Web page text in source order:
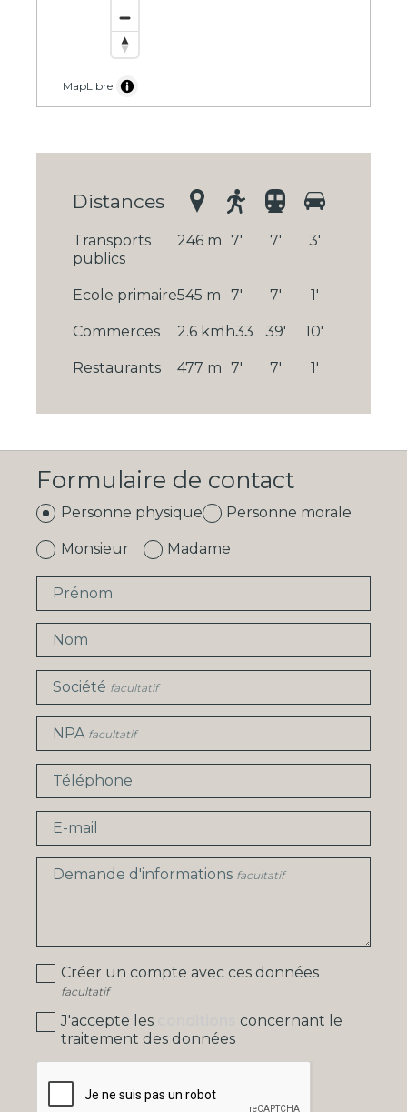
MapLibre
Distances
Transports
publics
246 m 7' 7' 3'
Ecole primaire545 m 7' 7' 1'
Commerces 2.6 km1h33 39' 10'
Restaurants 477 m 7' 7' 1'
Formulaire de contact
Personne physique Personne morale
Monsieur Madame
Prénom
Nom
Société facultatif
NPA facultatif
Téléphone
E-mail
Demande d'informations facultatif
Créer un compte avec ces données
facultatif
J'accepte les
concernant le
traitement des données